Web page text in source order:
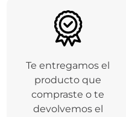
Te entregamos el
producto que
compraste o te
devolvemos el